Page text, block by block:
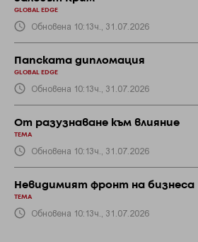
GLOBAL EDGE
Обновена 10:13ч., 31.07.2026
Папската дипломация
GLOBAL EDGE
Обновена 10:13ч., 31.07.2026
От разузнаване към влияние
ТЕМА
Обновена 10:13ч., 31.07.2026
Невидимият фронт на бизнеса
ТЕМА
Обновена 10:13ч., 31.07.2026